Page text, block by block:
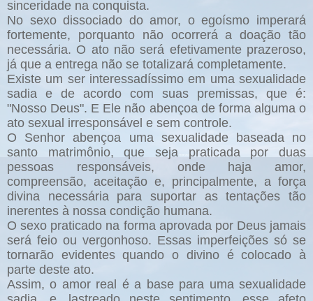
sinceridade na conquista.
No sexo dissociado do amor, o egoísmo imperará
fortemente, porquanto não ocorrerá a doação tão
necessária. O ato não será efetivamente prazeroso,
já que a entrega não se totalizará completamente.
Existe um ser interessadíssimo em uma sexualidade
sadia e de acordo com suas premissas, que é:
"Nosso Deus". E Ele não abençoa de forma alguma o
ato sexual irresponsável e sem controle.
O Senhor abençoa uma sexualidade baseada no
santo matrimônio, que seja praticada por duas
pessoas responsáveis, onde haja amor,
compreensão, aceitação e, principalmente, a força
divina necessária para suportar as tentações tão
inerentes à nossa condição humana.
O sexo praticado na forma aprovada por Deus jamais
será feio ou vergonhoso. Essas imperfeições só se
tornarão evidentes quando o divino é colocado à
parte deste ato.
Assim, o amor real é a base para uma sexualidade